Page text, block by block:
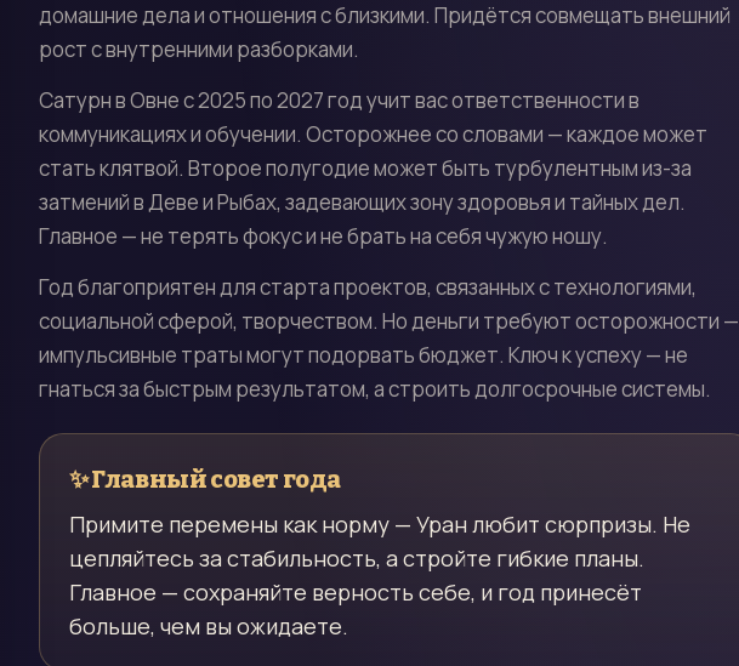
домашние дела и отношения с близкими. Придётся совмещать внешний
рост с внутренними разборками.
Сатурн в Овне с 2025 по 2027 год учит вас ответственности в
коммуникациях и обучении. Осторожнее со словами — каждое может
стать клятвой. Второе полугодие может быть турбулентным из-за
затмений в Деве и Рыбах, задевающих зону здоровья и тайных дел.
Главное — не терять фокус и не брать на себя чужую ношу.
Год благоприятен для старта проектов, связанных с технологиями,
социальной сферой, творчеством. Но деньги требуют осторожности —
импульсивные траты могут подорвать бюджет. Ключ к успеху — не
гнаться за быстрым результатом, а строить долгосрочные системы.
✨Главный совет года
Примите перемены как норму — Уран любит сюрпризы. Не
цепляйтесь за стабильность, а стройте гибкие планы.
Главное — сохраняйте верность себе, и год принесёт
больше, чем вы ожидаете.